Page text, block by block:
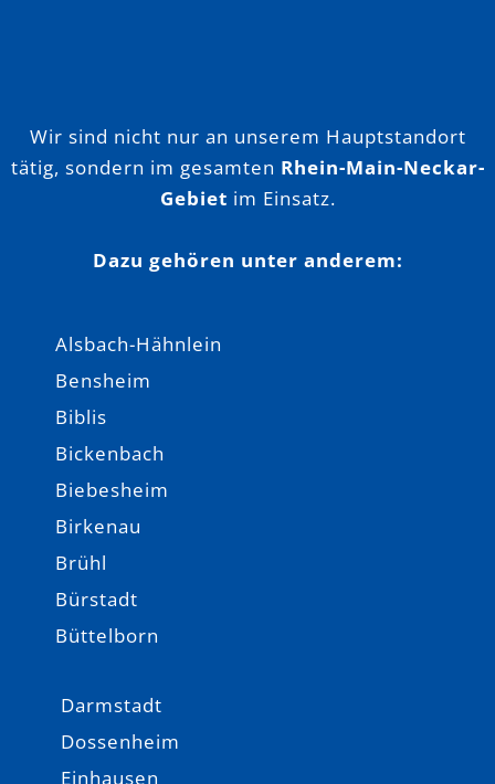
Wir sind nicht nur an unserem Hauptstandort
tätig, sondern im gesamten Rhein-Main-Neckar-
Gebiet im Einsatz.
Dazu gehören unter anderem:
Alsbach-Hähnlein
Bensheim
Biblis
Bickenbach
Biebesheim
Birkenau
Brühl
Bürstadt
Büttelborn
Darmstadt
Dossenheim
Einhausen